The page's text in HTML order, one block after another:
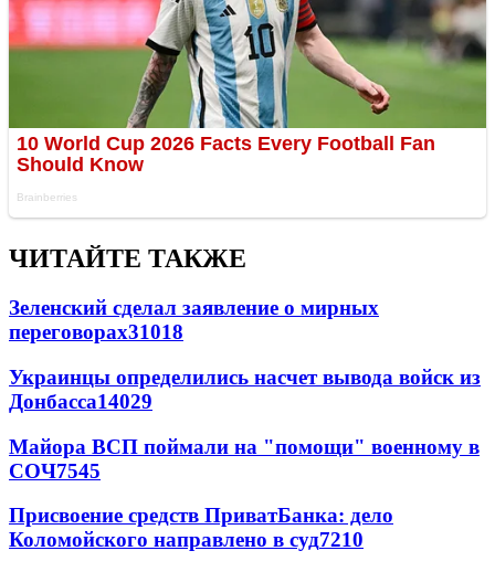
ЧИТАЙТЕ ТАКЖЕ
Зеленский сделал заявление о мирных
переговорах31018
Украинцы определились насчет вывода войск из
Донбасса14029
Майора ВСП поймали на "помощи" военному в
СОЧ7545
Присвоение средств ПриватБанка: дело
Коломойского направлено в суд7210